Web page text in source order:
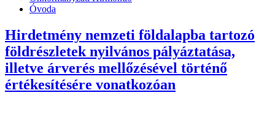
Óvoda
Hirdetmény nemzeti földalapba tartozó
földrészletek nyilvános pályáztatása,
illetve árverés mellőzésével történő
értékesítésére vonatkozóan